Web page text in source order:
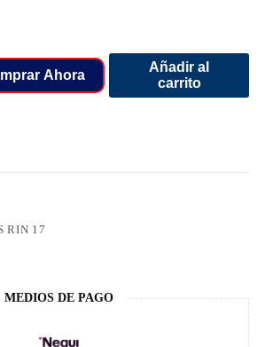
Ahora
Añadir al
carrito
RIN 17
MEDIOS DE PAGO